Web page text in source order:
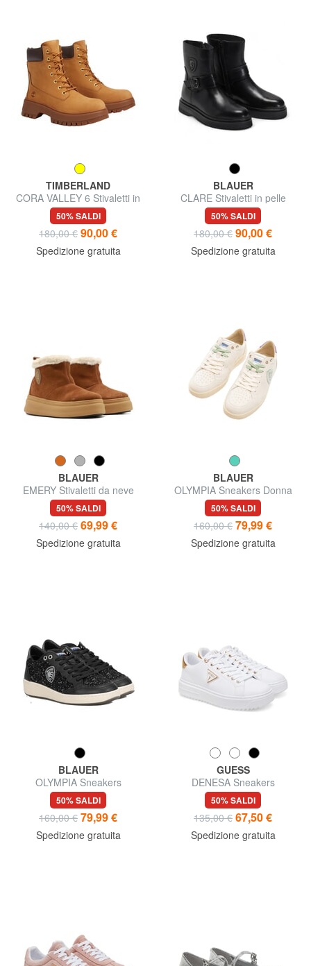
TIMBERLAND
CORA VALLEY 6 Stivaletti in
pelle
50% SALDI
180,00 € 90,00 €
Spedizione gratuita
BLAUER
CLARE Stivaletti in pelle
50% SALDI
180,00 € 90,00 €
Spedizione gratuita
BLAUER
EMERY Stivaletti da neve
50% SALDI
140,00 € 69,99 €
Spedizione gratuita
BLAUER
OLYMPIA Sneakers Donna
50% SALDI
160,00 € 79,99 €
Spedizione gratuita
BLAUER
OLYMPIA Sneakers
50% SALDI
160,00 € 79,99 €
Spedizione gratuita
GUESS
DENESA Sneakers
50% SALDI
135,00 € 67,50 €
Spedizione gratuita